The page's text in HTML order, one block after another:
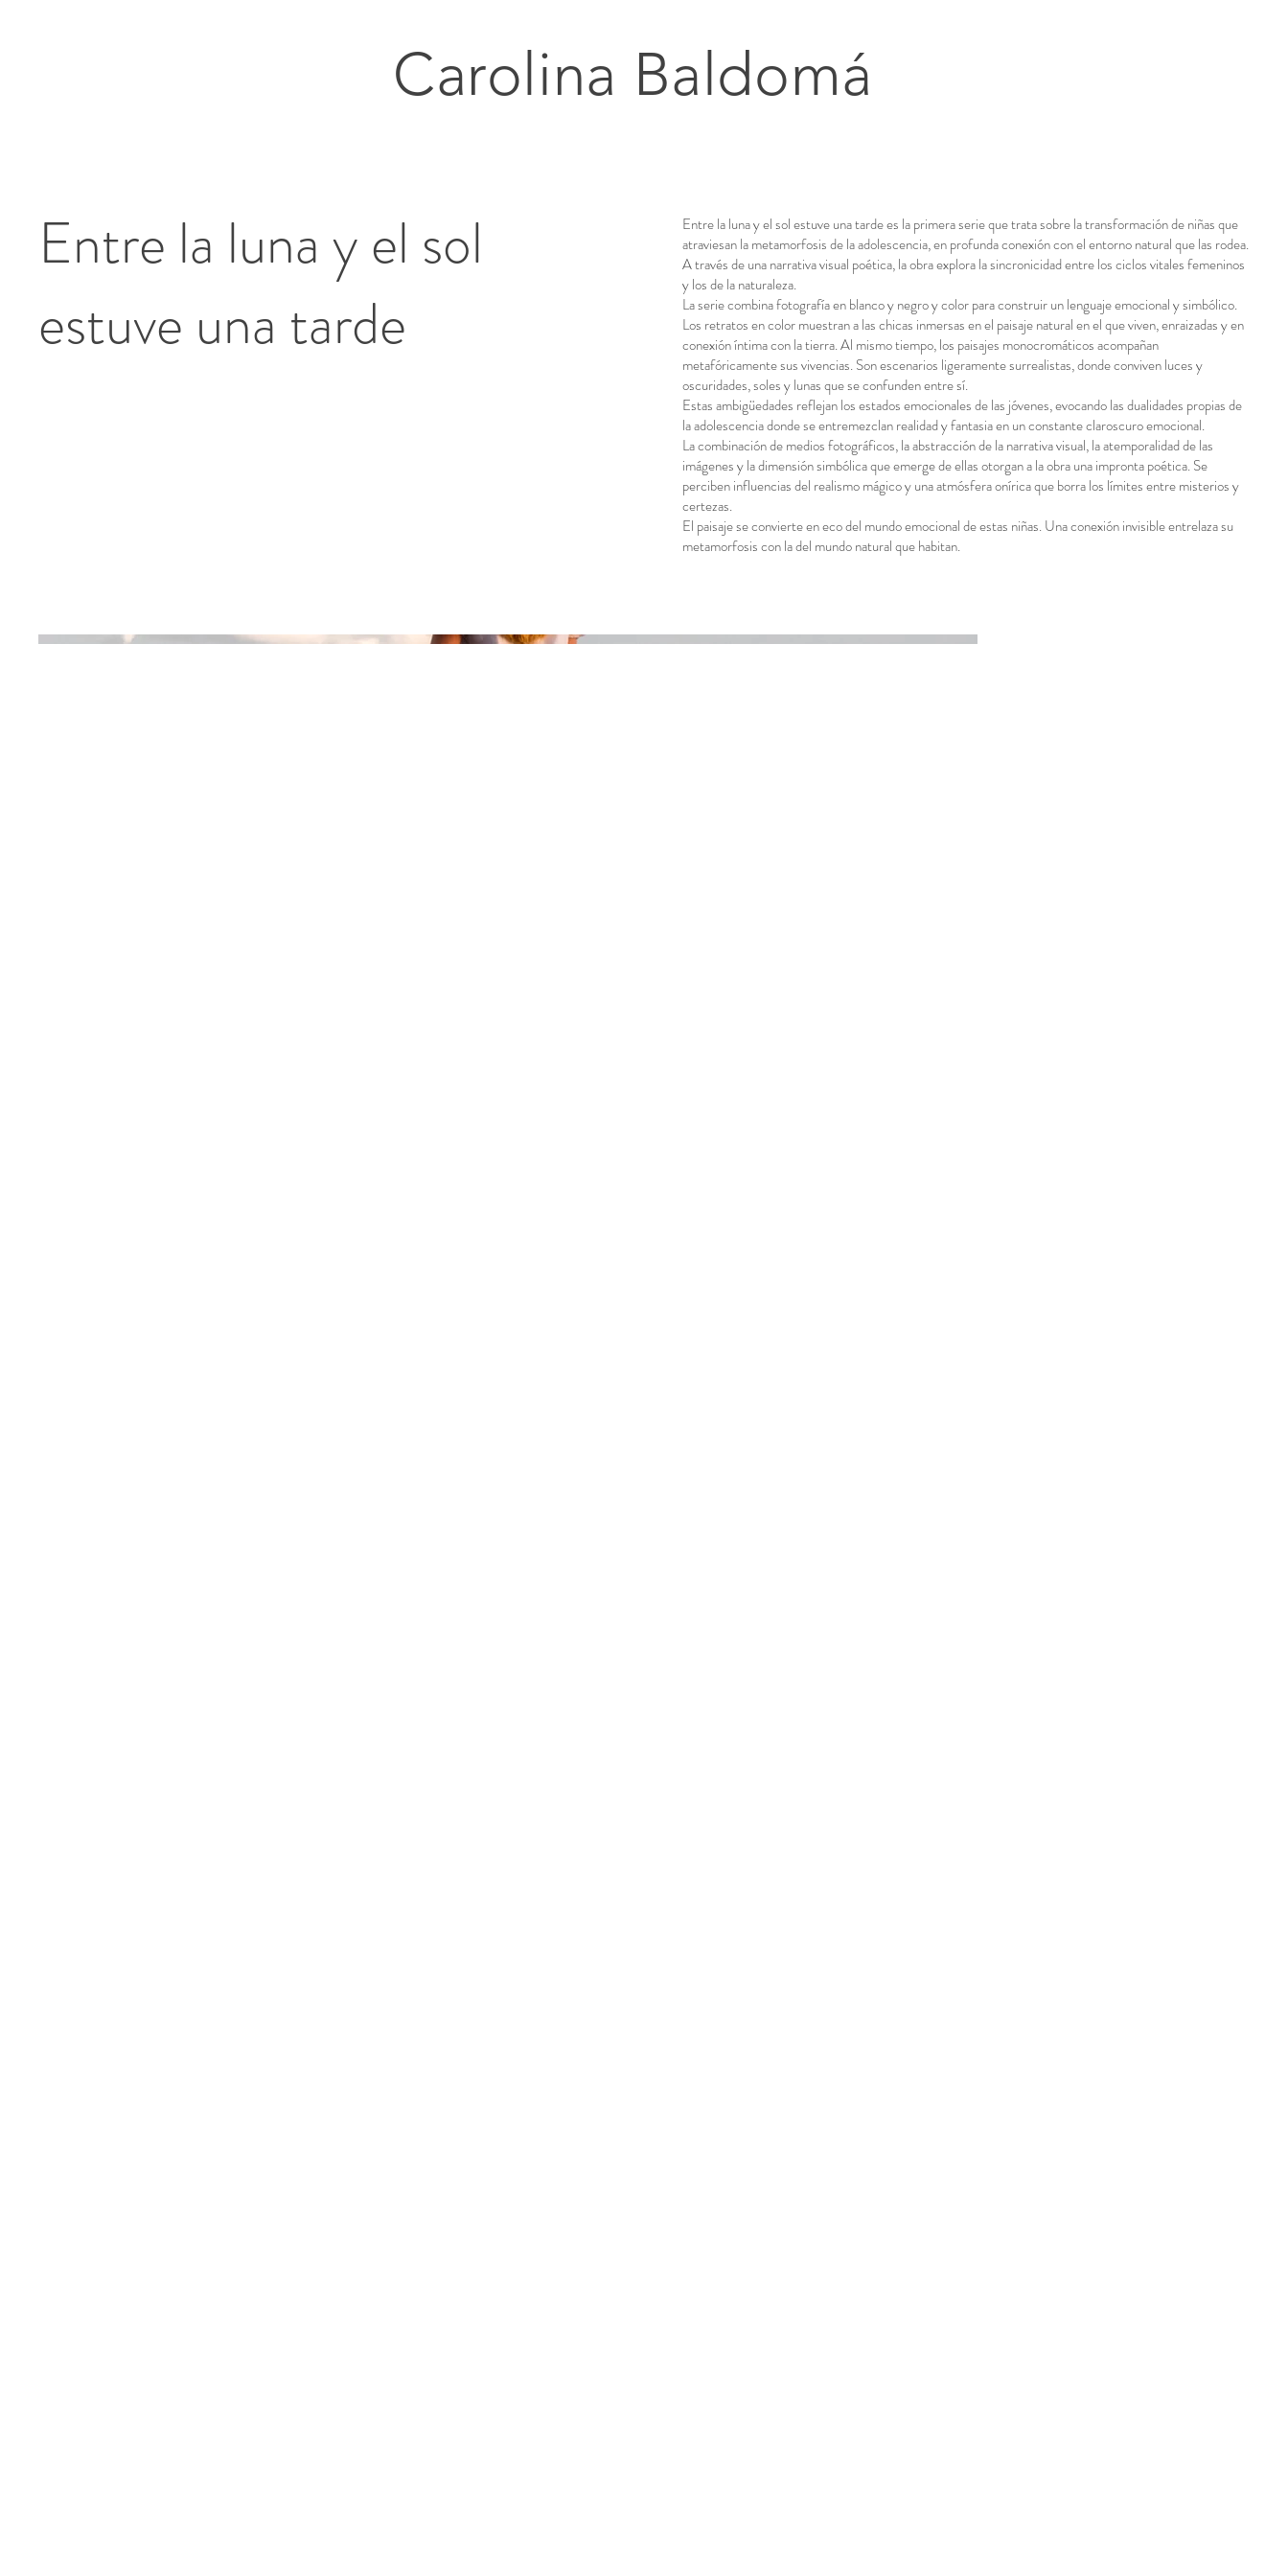
Carolina Baldomá
Entre la luna y el sol
estuve una tarde
Entre la luna y el sol estuve una tarde es la primera serie que trata sobre la transformación de niñas que
atraviesan la metamorfosis de la adolescencia, en profunda conexión con el entorno natural que las rodea.
A través de una narrativa visual poética, la obra explora la sincronicidad entre los ciclos vitales femeninos
y los de la naturaleza.
La serie combina fotografía en blanco y negro y color para construir un lenguaje emocional y simbólico.
Los retratos en color muestran a las chicas inmersas en el paisaje natural en el que viven, enraizadas y en
conexión íntima con la tierra. Al mismo tiempo, los paisajes monocromáticos acompañan
metafóricamente sus vivencias. Son escenarios ligeramente surrealistas, donde conviven luces y
oscuridades, soles y lunas que se confunden entre sí.
Estas ambigüedades reflejan los estados emocionales de las jóvenes, evocando las dualidades propias de
la adolescencia donde se entremezclan realidad y fantasia en un constante claroscuro emocional.
La combinación de medios fotográficos, la abstracción de la narrativa visual, la atemporalidad de las
imágenes y la dimensión simbólica que emerge de ellas otorgan a la obra una impronta poética. Se
perciben influencias del realismo mágico y una atmósfera onírica que borra los límites entre misterios y
certezas.
El paisaje se convierte en eco del mundo emocional de estas niñas. Una conexión invisible entrelaza su
metamorfosis con la del mundo natural que habitan.